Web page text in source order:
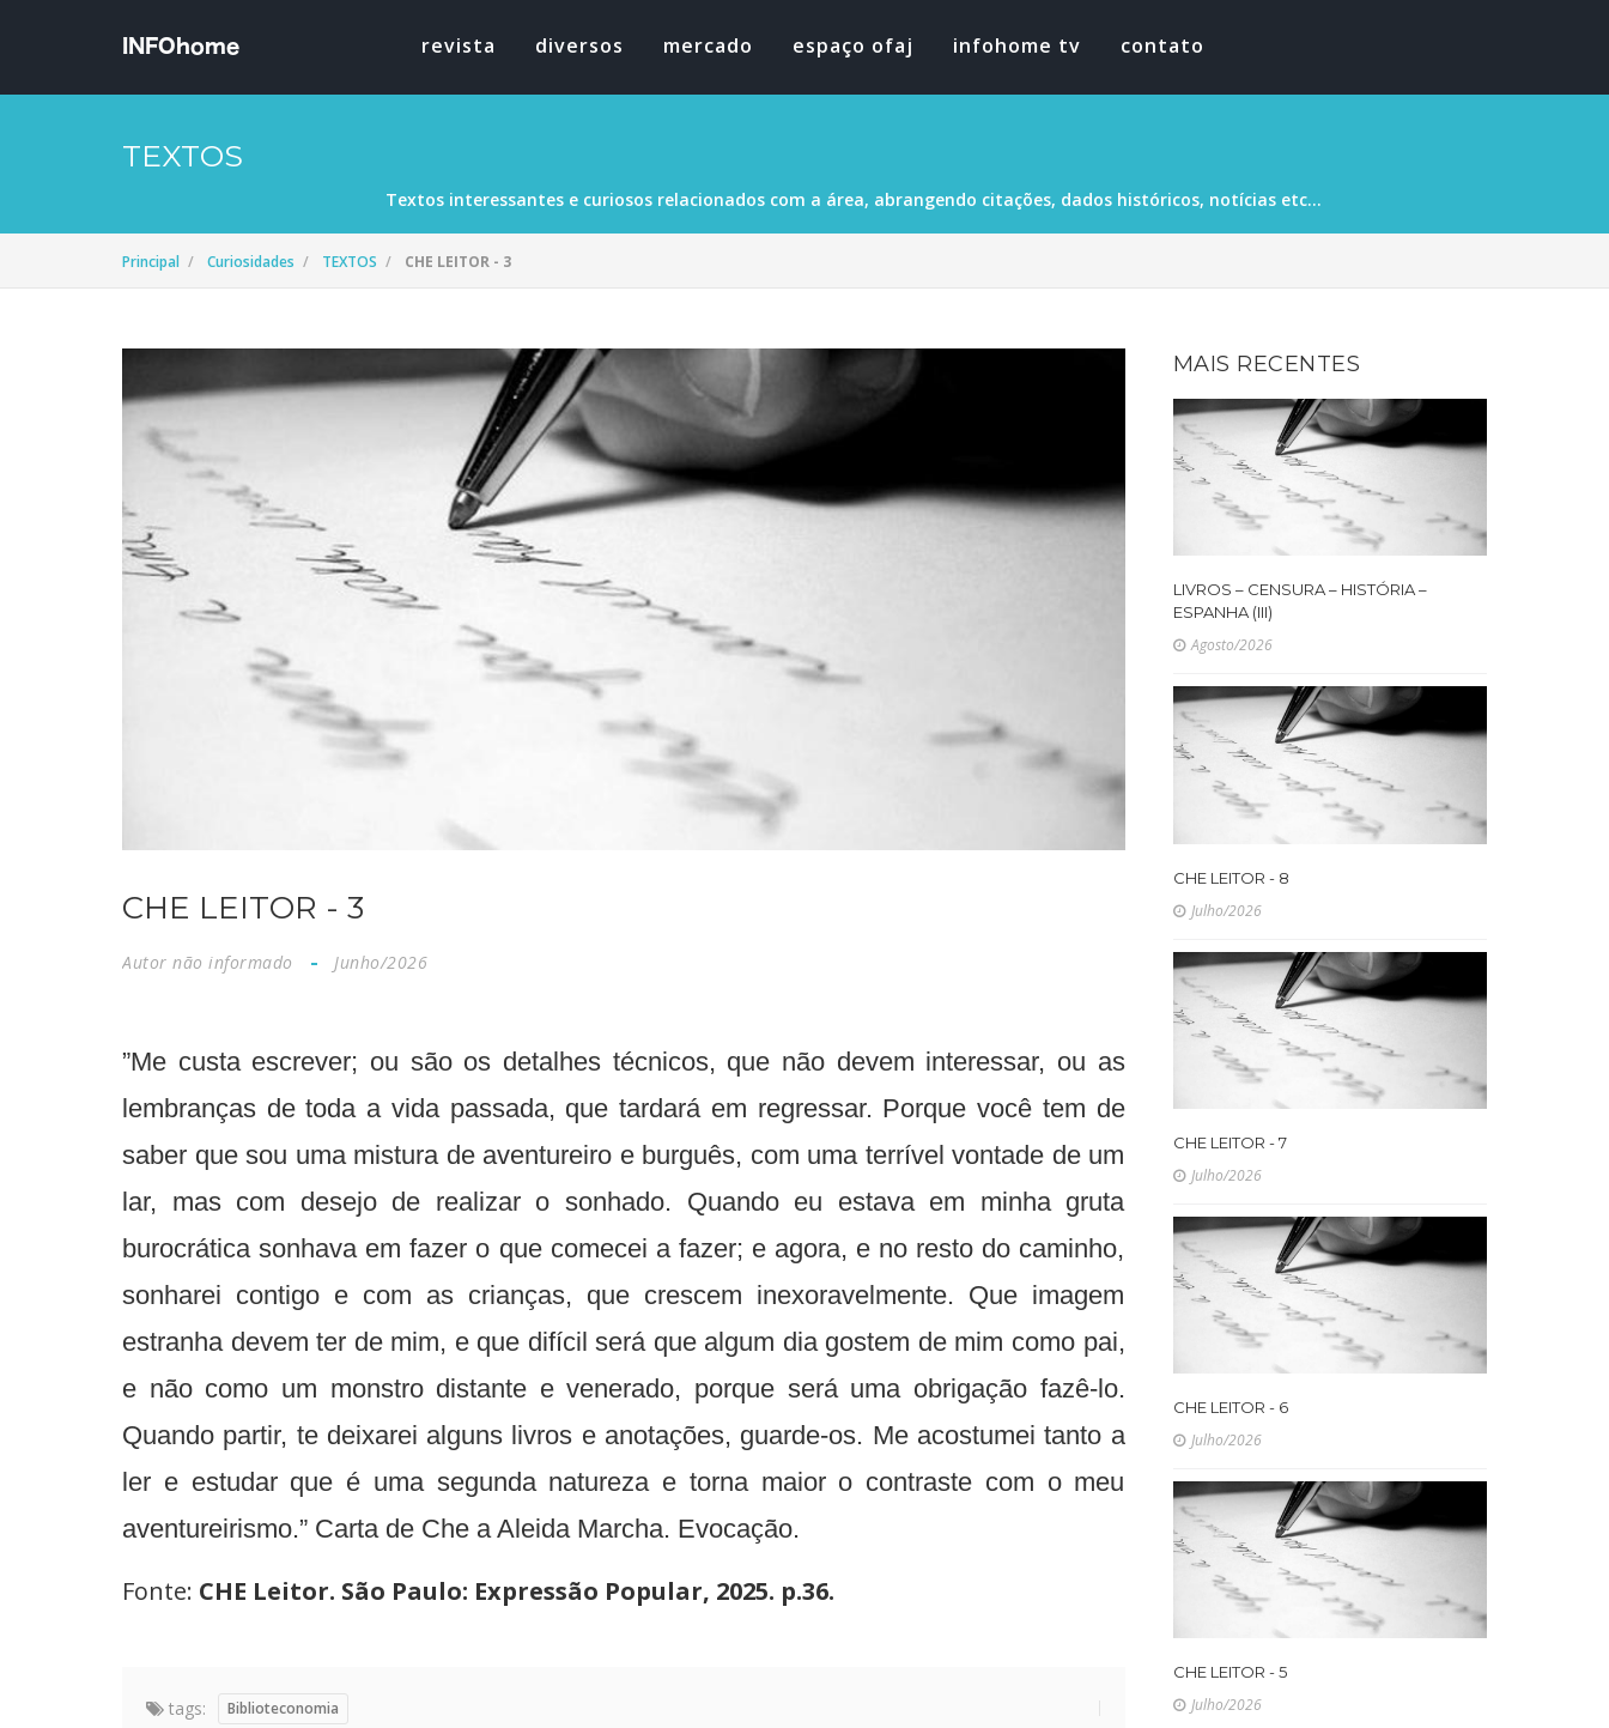
revista diversos mercado espaço ofaj infohome tv contato
TEXTOS
Textos interessantes e curiosos relacionados com a área, abrangendo citações, dados históricos, notícias etc...
Principal Curiosidades TEXTOS CHE LEITOR - 3
CHE LEITOR - 3
Autor não informado Junho/2026
”Me custa escrever; ou são os detalhes técnicos, que não devem interessar, ou as
lembranças de toda a vida passada, que tardará em regressar. Porque você tem de
saber que sou uma mistura de aventureiro e burguês, com uma terrível vontade de um
lar, mas com desejo de realizar o sonhado. Quando eu estava em minha gruta
burocrática sonhava em fazer o que comecei a fazer; e agora, e no resto do caminho,
sonharei contigo e com as crianças, que crescem inexoravelmente. Que imagem
estranha devem ter de mim, e que difícil será que algum dia gostem de mim como pai,
e não como um monstro distante e venerado, porque será uma obrigação fazê-lo.
Quando partir, te deixarei alguns livros e anotações, guarde-os. Me acostumei tanto a
ler e estudar que é uma segunda natureza e torna maior o contraste com o meu
aventureirismo.” Carta de Che a Aleida Marcha. Evocação.
Fonte: CHE Leitor. São Paulo: Expressão Popular, 2025. p.36.
tags: Biblioteconomia
MAIS RECENTES
LIVROS – CENSURA – HISTÓRIA –
ESPANHA (III)
Agosto/2026
CHE LEITOR - 8
Julho/2026
CHE LEITOR - 7
Julho/2026
CHE LEITOR - 6
Julho/2026
CHE LEITOR - 5
Julho/2026